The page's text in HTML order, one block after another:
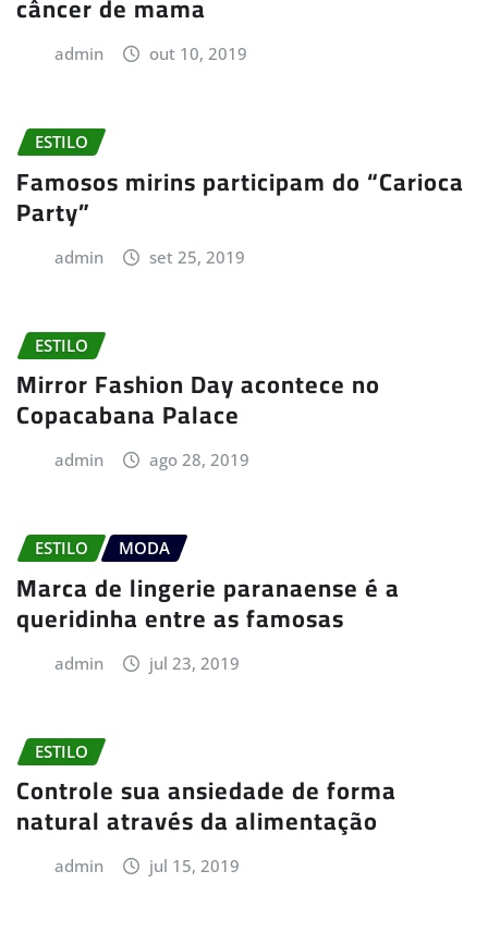
admin out 10, 2019
ESTILO
Famosos mirins participam do “Carioca
Party”
admin set 25, 2019
ESTILO
Mirror Fashion Day acontece no
Copacabana Palace
admin ago 28, 2019
ESTILO MODA
Marca de lingerie paranaense é a
queridinha entre as famosas
admin jul 23, 2019
ESTILO
Controle sua ansiedade de forma
natural através da alimentação
admin jul 15, 2019